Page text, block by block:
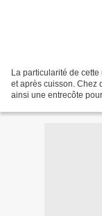
La particularité de
et après cuisson. Chez
ainsi une entrecôte